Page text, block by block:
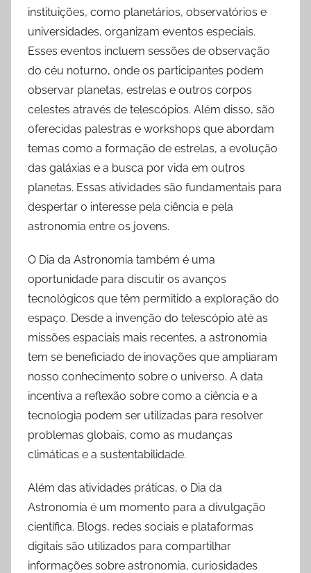
instituições, como planetários, observatórios e
universidades, organizam eventos especiais.
Esses eventos incluem sessões de observação
do céu noturno, onde os participantes podem
observar planetas, estrelas e outros corpos
celestes através de telescópios. Além disso, são
oferecidas palestras e workshops que abordam
temas como a formação de estrelas, a evolução
das galáxias e a busca por vida em outros
planetas. Essas atividades são fundamentais para
despertar o interesse pela ciência e pela
astronomia entre os jovens.
O Dia da Astronomia também é uma
oportunidade para discutir os avanços
tecnológicos que têm permitido a exploração do
espaço. Desde a invenção do telescópio até as
missões espaciais mais recentes, a astronomia
tem se beneficiado de inovações que ampliaram
nosso conhecimento sobre o universo. A data
incentiva a reflexão sobre como a ciência e a
tecnologia podem ser utilizadas para resolver
problemas globais, como as mudanças
climáticas e a sustentabilidade.
Além das atividades práticas, o Dia da
Astronomia é um momento para a divulgação
científica. Blogs, redes sociais e plataformas
digitais são utilizados para compartilhar
informações sobre astronomia, curiosidades